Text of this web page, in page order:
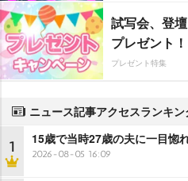
試写会、登
プレゼント！
プレゼント特集
ニュース記事アクセスランキン
1 15歳で当時27歳の夫に一目惚
2026-08-05 16:09